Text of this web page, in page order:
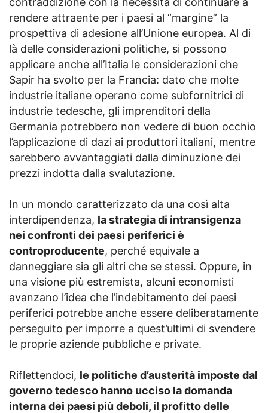
rendere attraente per i paesi al “margine” la
prospettiva di adesione all’Unione europea. Al di
là delle considerazioni politiche, si possono
applicare anche all’Italia le considerazioni che
Sapir ha svolto per la Francia: dato che molte
industrie italiane operano come subfornitrici di
industrie tedesche, gli imprenditori della
Germania potrebbero non vedere di buon occhio
l’applicazione di dazi ai produttori italiani, mentre
sarebbero avvantaggiati dalla diminuzione dei
prezzi indotta dalla svalutazione.
In un mondo caratterizzato da una così alta
interdipendenza, la strategia di intransigenza
nei confronti dei paesi periferici è
controproducente, perché equivale a
danneggiare sia gli altri che se stessi. Oppure, in
una visione più estremista, alcuni economisti
avanzano l’idea che l’indebitamento dei paesi
periferici potrebbe anche essere deliberatamente
perseguito per imporre a quest’ultimi di svendere
le proprie aziende pubbliche e private.
Riflettendoci, le politiche d’austerità imposte dal
governo tedesco hanno ucciso la domanda
interna dei paesi più deboli, il profitto delle